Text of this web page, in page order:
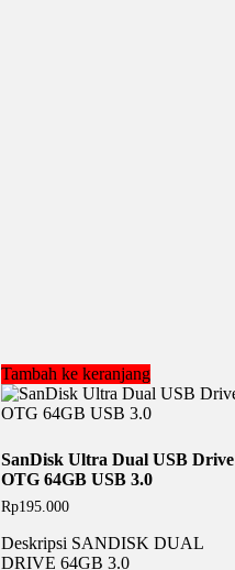
Tambah ke keranjang
SanDisk Ultra Dual USB Drive
OTG 64GB USB 3.0
Rp195.000
Deskripsi SANDISK DUAL
DRIVE 64GB 3.0